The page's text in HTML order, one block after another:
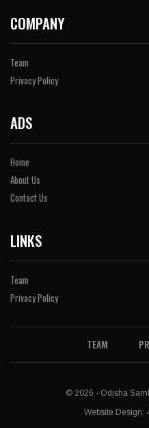
COMPANY
Team
Privacy Policy
ADS
Home
About Us
Contact Us
LINKS
Team
Privacy Policy
TEAM
© 2026 - Odisha
Website Design: